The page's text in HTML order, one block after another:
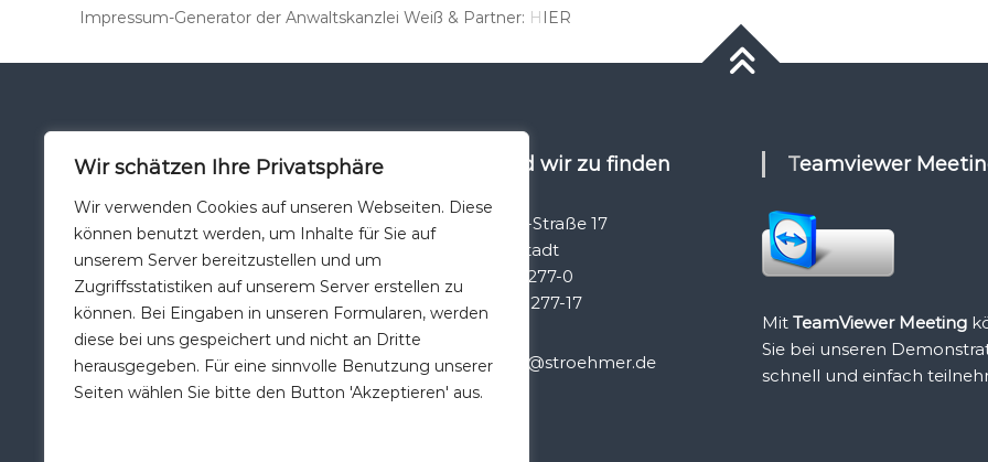
Wir schätzen Ihre Privatsphäre
Wir verwenden Cookies auf unseren Webseiten. Diese
können benutzt werden, um Inhalte für Sie auf
unserem Server bereitzustellen und um
Zugriffsstatistiken auf unserem Server erstellen zu
können. Bei Eingaben in unseren Formularen, werden
diese bei uns gespeichert und nicht an Dritte
herausgegeben. Für eine sinnvolle Benutzung unserer
Seiten wählen Sie bitte den Button 'Akzeptieren' aus.
Impressum-Generator der Anwaltskanzlei Weiß & Partner: H IER
Öffnungszeiten Office
Montag-Donnerstag 10-17 Uhr
Freitag 10-16 Uhr
Sonderzeiten nach Absprache
möglich
Zeitunabhängiger Remote-Support
gemäß Serviceverträge
Hier sind wir zu finden
Hans-Denck-Straße 17
85051 Ingolstadt
Tel.: 08450-9277-0
Fax: 08450-9277-17
E-Mail: office@stroehmer.de
Teamviewer
Mit TeamViewer Meeting
Sie bei unseren
schnell und einfach